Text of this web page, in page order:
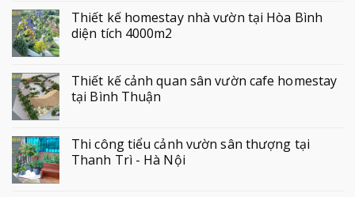
Thiết kế homestay nhà vườn tại Hòa Bình
diện tích 4000m2
Thiết kế cảnh quan sân vườn cafe homestay
tại Bình Thuận
Thi công tiểu cảnh vườn sân thượng tại
Thanh Trì - Hà Nội